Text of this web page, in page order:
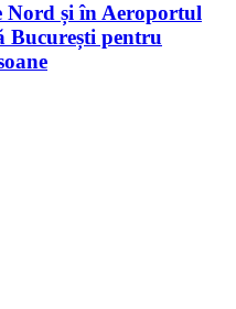
Nord și în Aeroportul
București pentru